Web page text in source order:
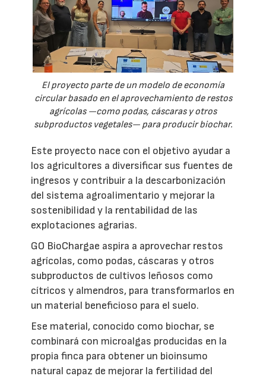
El proyecto parte de un modelo de economía
circular basado en el aprovechamiento de restos
agrícolas —como podas, cáscaras y otros
subproductos vegetales— para producir biochar.
Este proyecto nace con el objetivo ayudar a
los agricultores a diversificar sus fuentes de
ingresos y contribuir a la descarbonización
del sistema agroalimentario y mejorar la
sostenibilidad y la rentabilidad de las
explotaciones agrarias.
GO BioChargae aspira a aprovechar restos
agrícolas, como podas, cáscaras y otros
subproductos de cultivos leñosos como
cítricos y almendros, para transformarlos en
un material beneficioso para el suelo.
Ese material, conocido como biochar, se
combinará con microalgas producidas en la
propia finca para obtener un bioinsumo
natural capaz de mejorar la fertilidad del